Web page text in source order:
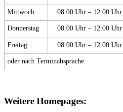
Mittwoch 08:00 Uhr – 12:00 Uhr
Donnerstag 08:00 Uhr – 12:00 Uhr
Freitag 08:00 Uhr – 12:00 Uhr
oder nach Terminabsprache
Weitere Homepages: